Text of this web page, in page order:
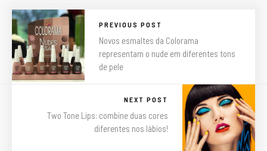
PREVIOUS POST
Novos esmaltes da Colorama
representam o nude em diferentes tons
de pele
NEXT POST
Two Tone Lips: combine duas cores
diferentes nos lábios!